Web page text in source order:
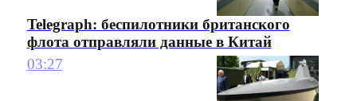
Telegraph: беспилотники британского
флота отправляли данные в Китай
03:27